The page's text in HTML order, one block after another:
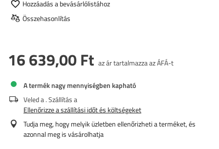
Hozzáadás a bevásárlólistához
Összehasonlítás
16 639,00 Ft az ár tartalmazza az ÁFÁ-t
A termék nagy mennyiségben kapható
Veled a. Szállítás a
Ellenőrizze a szállítási időt és költségeket
Tudja meg, hogy melyik üzletben ellenőrizheti a terméket, és
azonnal meg is vásárolhatja